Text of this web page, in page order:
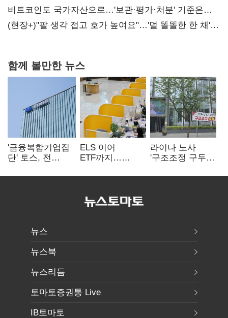
비트코인도 국가자산으로…'보관·평가·처분' 기준은
숙제
(현장+)"팔 생각 접고 호가 높여요"…'덜 똘똘한 한 채'
함께 볼만한 뉴스
'금융복합기업집
단' 토스, 전
표준화
ELS 이어
ETF까지…
제동 걸린 은행
라이나 노사
'구조조정 구두
뉴스
뉴스북
뉴스리듬
토마토증권통 Live
IB토마토